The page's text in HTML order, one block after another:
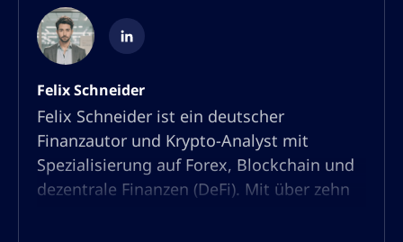
Felix Schneider
Felix Schneider ist ein deutscher
Finanzautor und Krypto-Analyst mit
Spezialisierung auf Forex, Blockchain und
dezentrale Finanzen (DeFi). Mit über zehn